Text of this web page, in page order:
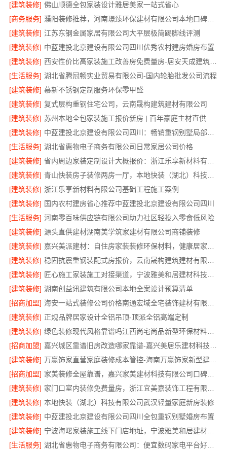
[建筑装修] 佛山顺德全包家装设计雅居美家一站式省心
[商务服务]
濮阳装修推荐，河南璟臻环保建材有限公司本地口碑之选
[建筑装修] 江苏东钢金属家居有限公司大平层极简踢脚线评测
[建筑装修] 中蓝建投北京建设有限公司四川优秀农村建房婚房布置
[建筑装修]
西安性价比高家装施工改善房免费量房-居安天成建筑工程有限责任公司
[生活服务] 湖北省腾冠畅实业贸易有限公司-国内轮胎批发公司流程
[建筑装修] 慕新不锈钢定制服务环保零甲醛
[建筑装修] 复式层构重钢住宅公司，云南晟构建筑建材有限公司
[建筑装修] 苏州本地全包家装施工报价新房 | 百年豪庭主材直供
[建筑装修]
[生活服务] 湖北省惠物电子商务有限公司日常家居公司价格
[建筑装修]
[建筑装修]
[建筑装修] 浙江乐享新材料有限公司基础工程施工案例
[建筑装修] 国内农村建房省心推荐中蓝建投北京建设有限公司四川
[生活服务] 河南零百味供应链有限公司助力社区轻投入零食低风险
[建筑装修] 源头直供建材湖南美学筑家建材有限公司商铺装修
[建筑装修]
[建筑装修]
[建筑装修]
[建筑装修] 湖南创益讯建筑有限公司本地全案设计预算清单
[招商加盟]
[建筑装修] 正规品牌居家设计全铝吊顶-顶派全铝高端定制
[建筑装修]
绿色装修现代风格靠谱吗江西尚宅尚品新型环保材料有限公司
[招商加盟]
[建筑装修]
万赢饰家直营家庭装修成本管控-海南万赢饰家新型建筑材料有限公司
[招商加盟]
家美装修全屋靠谱，嘉兴家美建材科技有限公司口碑之选
[建筑装修]
[建筑装修] 本地快装（湖北）科技有限公司武汉轻量家庭新房装修
[建筑装修] 中蓝建投北京建设有限公司四川全包重钢别墅婚房布置
[建筑装修]
宁波海曙家装施工线下门店地址，宁波雅美和居建材科技有限公司
[生活服务]
湖北省惠物电子商务有限公司：便宜数码家电平台好不好？